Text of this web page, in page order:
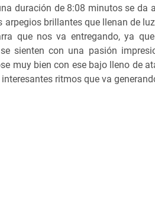
duración de 8:08 minutos se
arpegios brillantes que llenan de
que nos va entregando, ya
sienten con una pasión
muy bien con ese bajo lleno de
ritmos que va